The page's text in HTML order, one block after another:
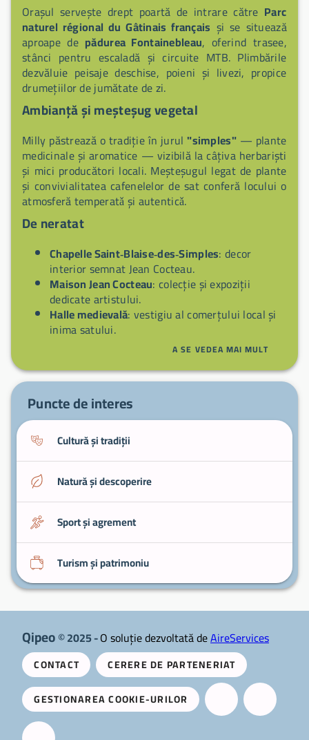
Orașul servește drept poartă de intrare către Parc
naturel régional du Gâtinais français și se situează
aproape de pădurea Fontainebleau, oferind trasee,
stânci pentru escaladă și circuite MTB. Plimbările
dezvăluie peisaje deschise, poieni și livezi, propice
drumețiilor de jumătate de zi.
Ambianță și meșteșug vegetal
Milly păstrează o tradiție în jurul"simples"— plante
medicinale și aromatice — vizibilă la câțiva herbariști
și mici producători locali. Meșteșugul legat de plante
și convivialitatea cafenelelor de sat conferă locului o
atmosferă temperatǎ și autenticǎ.
De neratat
Chapelle Saint‑Blaise‑des‑Simples: decor
interior semnat Jean Cocteau.
Maison Jean Cocteau: colecție și expoziții
dedicate artistului.
Halle medievală: vestigiu al comerțului local și
inima satului.
Biserica colegiată Notre‑Dame: arhitectură și
Traseele Parc du Gâtinais: drumeții și acces la
A SE VEDEA MAI MULT
Puncte de interes
Cultură și tradiții
Natură și descoperire
Sport și agrement
Turism și patrimoniu
Qipeo© 2025 -O soluție dezvoltată deAireServices
CONTACT
CERERE DE PARTENERIAT
GESTIONAREA COOKIE-URILOR